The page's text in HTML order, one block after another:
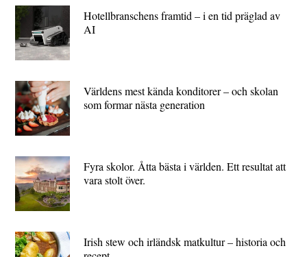
Hotellbranschens framtid – i en tid präglad av
AI
Världens mest kända konditorer – och skolan
som formar nästa generation
Fyra skolor. Åtta bästa i världen. Ett resultat att
vara stolt över.
Irish stew och irländsk matkultur – historia och